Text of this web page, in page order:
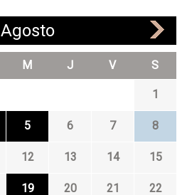
Agosto
M J V S
1
5 6 7 8
12 13 14 15
19 20 21 22